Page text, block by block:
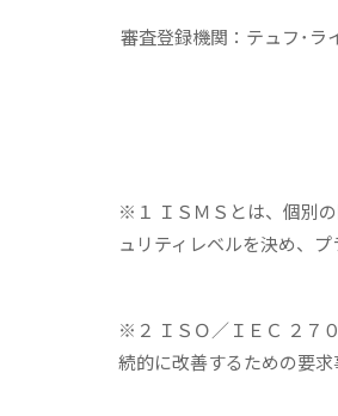
審査登録機関：テュフ･ラ
※１ ＩＳＭＳとは、個別
ュリティレベルを決め、
※２ ＩＳＯ／ＩＥＣ ２７
続的に改善するための要